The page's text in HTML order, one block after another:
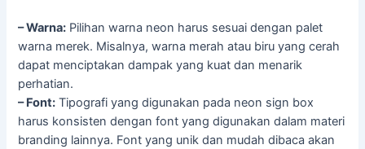
– Warna: Pilihan warna neon harus sesuai dengan palet
warna merek. Misalnya, warna merah atau biru yang cerah
dapat menciptakan dampak yang kuat dan menarik
perhatian.
– Font: Tipografi yang digunakan pada neon sign box
harus konsisten dengan font yang digunakan dalam materi
branding lainnya. Font yang unik dan mudah dibaca akan